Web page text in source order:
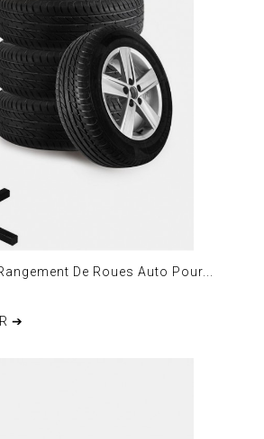
De Roues Auto Pour...
➔